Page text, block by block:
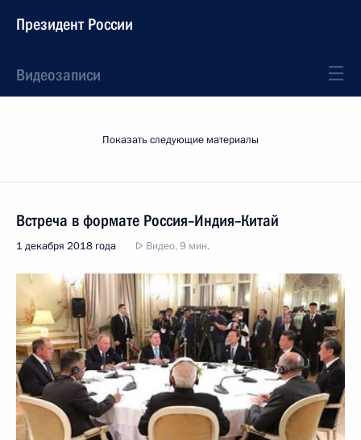
Президент России
Видеозаписи
Показать следующие материалы
Встреча в формате Россия–Индия–Китай
1 декабря 2018 года Видео, 9 мин.